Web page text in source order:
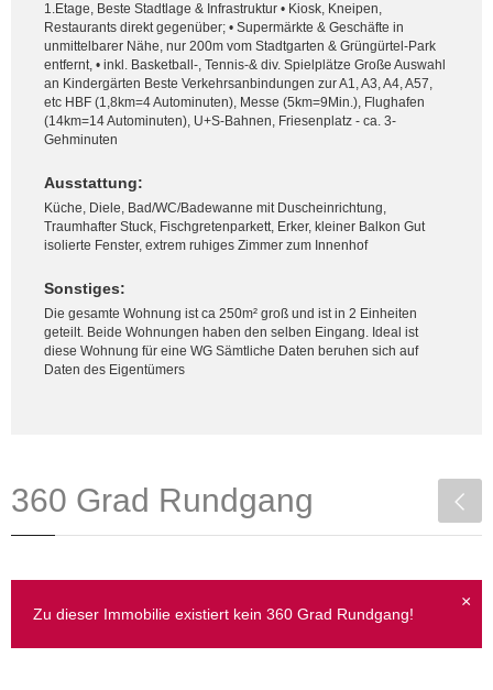
1.Etage, Beste Stadtlage & Infrastruktur • Kiosk, Kneipen,
Restaurants direkt gegenüber; • Supermärkte & Geschäfte in
unmittelbarer Nähe, nur 200m vom Stadtgarten & Grüngürtel-Park
entfernt, • inkl. Basketball-, Tennis-& div. Spielplätze Große Auswahl
an Kindergärten Beste Verkehrsanbindungen zur A1, A3, A4, A57,
etc HBF (1,8km=4 Autominuten), Messe (5km=9Min.), Flughafen
(14km=14 Autominuten), U+S-Bahnen, Friesenplatz - ca. 3-
Gehminuten
Ausstattung:
Küche, Diele, Bad/WC/Badewanne mit Duscheinrichtung,
Traumhafter Stuck, Fischgretenparkett, Erker, kleiner Balkon Gut
isolierte Fenster, extrem ruhiges Zimmer zum Innenhof
Sonstiges:
Die gesamte Wohnung ist ca 250m² groß und ist in 2 Einheiten
geteilt. Beide Wohnungen haben den selben Eingang. Ideal ist
diese Wohnung für eine WG Sämtliche Daten beruhen sich auf
Daten des Eigentümers
360 Grad Rundgang
×
Zu dieser Immobilie existiert kein 360 Grad Rundgang!